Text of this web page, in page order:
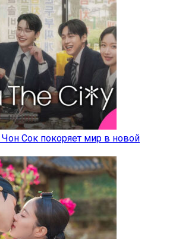
Сок покоряет мир в новой